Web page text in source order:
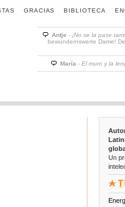
BIBLIOTECA
GRACIAS
Antje - ¡No se la pase
bewundernswerte Dame!
María - El muro y la
Un